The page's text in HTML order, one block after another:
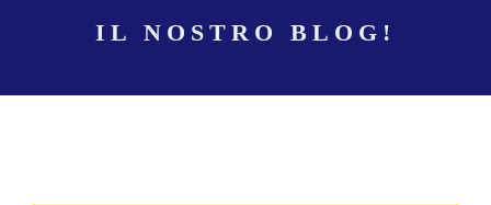
IL NOSTRO BLOG!